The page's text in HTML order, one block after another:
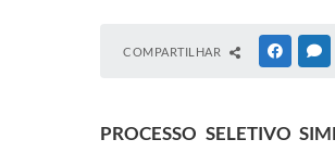
COMPARTILHAR
PROCESSO SELETIVO